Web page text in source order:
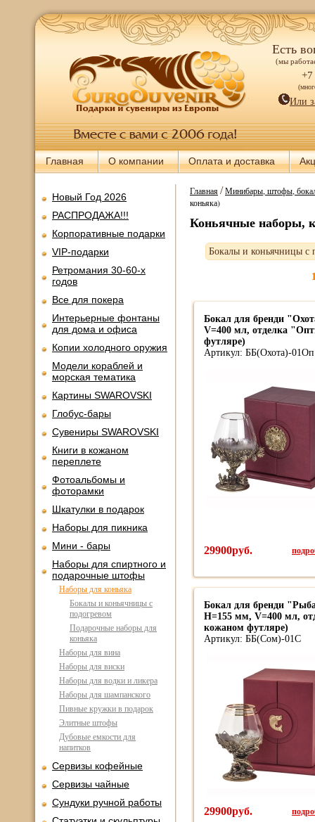
Есть
(мы
+7
Или
Главная О компании Оплата и доставка
Новый Год 2026
РАСПРОДАЖА!!!
Корпоративные подарки
VIP-подарки
Ретромания 30-60-х
годов
Все для покера
Интерьерные фонтаны
для дома и офиса
Копии холодного оружия
Модели кораблей и
морская тематика
Картины SWAROVSKI
Глобус-бары
Сувениры SWAROVSKI
Книги в кожаном
переплете
Фотоальбомы и
фоторамки
Шкатулки в подарок
Наборы для пикника
Мини - бары
Наборы для спиртного и
подарочные штофы
Наборы для коньяка
Бокалы и коньячницы с
подогревом
Подарочные наборы для
коньяка
Наборы для вина
Наборы для виски
Наборы для водки и ликера
Наборы для шампанского
Пивные кружки в подарок
Элитные штофы
Дубовые емкости для
напитков
Сервизы кофейные
Сервизы чайные
Сундуки ручной работы
Главная/Минибары, штофы,
коньяка)
Коньячные наборы,
Бокалы и коньячницы с
Бокал для бренди
V=400 мл, отделка
футляре)
Артикул: ББ(Охота)-01Оп
29900руб.
Бокал для бренди
Н=155 мм, V=400 мл,
кожаном футляре)
Артикул: ББ(Сом)-01С
29900руб.